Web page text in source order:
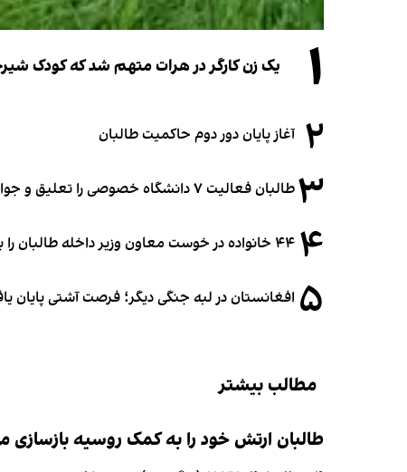
۱ یک زن کارگر در هرات متهم شد که کودک
۲ آغاز پایان دور دوم حاکمیت طالبان
۳طالبان فعالیت ۷ دانشگاه خصوصی را تعلیق و جواز ۲ دانشگاه را لغو کرد
۴ ۴۴ خانواده در خوست معاون وزیر داخله طالبان را به غصب زمین متهم کردند
۵ افغانستان در لبه جنگی دیگر؛ فرصت آشتی پایان
مطالب بیشتر
طالبان ارتش خود را به کمک روسیه بازسازی